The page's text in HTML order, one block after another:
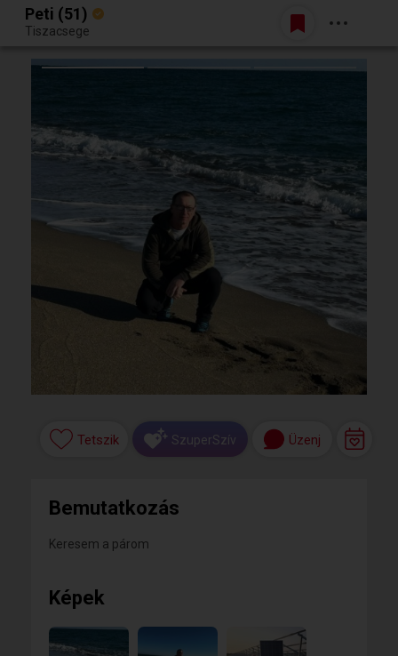
Egy jó randiból bármi lehet.
Belépés
Peti (51)
Tiszacsege
Tetszik SzuperSzív Üzenj
Bemutatkozás
Keresem a párom
Képek